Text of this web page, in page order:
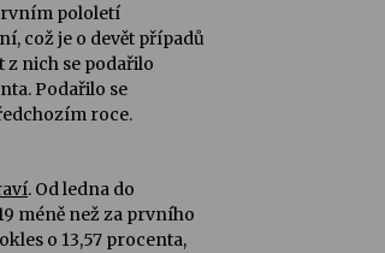
pololetí
což je o devět případů
nich se podařilo
Podařilo se
roce.
. Od ledna do
méně než za prvního
o 13,57 procenta,